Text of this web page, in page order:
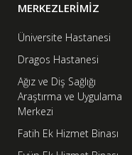
MERKEZLERİMİZ
Üniversite Hastanesi
Dragos Hastanesi
Ağız ve Diş Sağlığı
Araştırma ve Uygulama
Merkezi
Fatih Ek Hizmet Binası